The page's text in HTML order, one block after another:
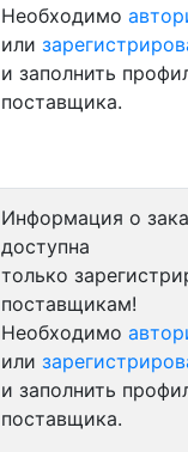
Необходимо
или
и заполнить
поставщика.
Информация о
доступна
только
поставщикам!
Необходимо
или
и заполнить
поставщика.